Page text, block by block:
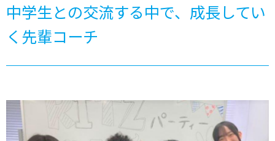
中学生との交流する中で、成長してい
く先輩コーチ